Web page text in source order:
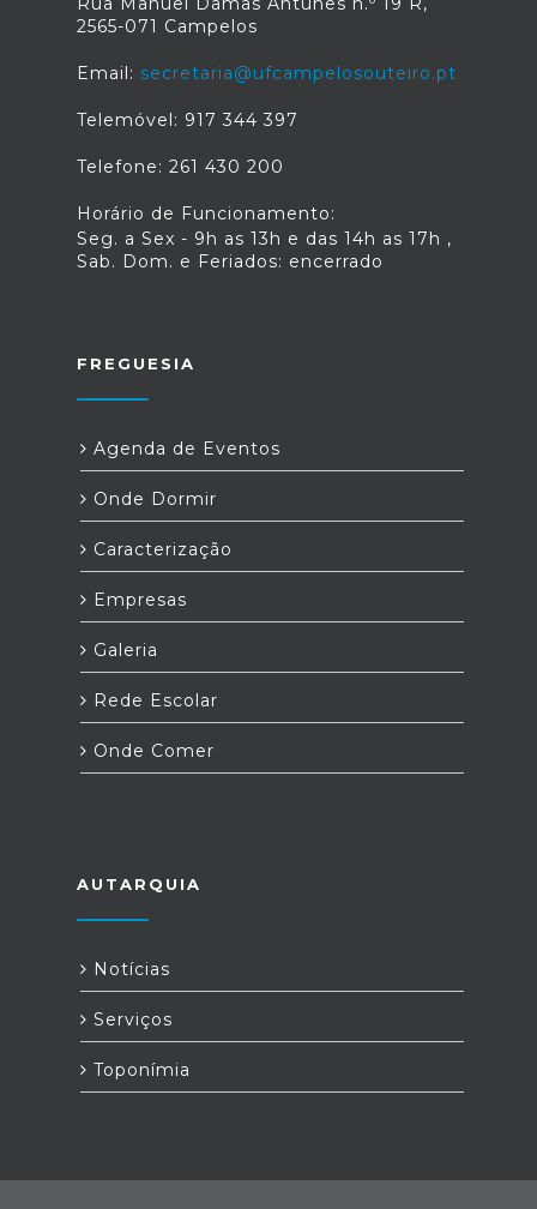
2565-071 Campelos
Email: secretaria@ufcampelosouteiro.pt
Telemóvel: 917 344 397
Telefone: 261 430 200
Horário de Funcionamento:
Seg. a Sex - 9h as 13h e das 14h as 17h ,
Sab. Dom. e Feriados: encerrado
FREGUESIA
Agenda de Eventos
Onde Dormir
Caracterização
Empresas
Galeria
Rede Escolar
Onde Comer
AUTARQUIA
Notícias
Serviços
Toponímia